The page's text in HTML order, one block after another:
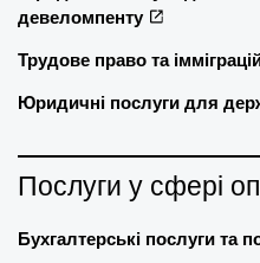
девеломпенту
Трудове право та
Юридичні послуги для
Послуги у сфері
Бухгалтерські послуги та